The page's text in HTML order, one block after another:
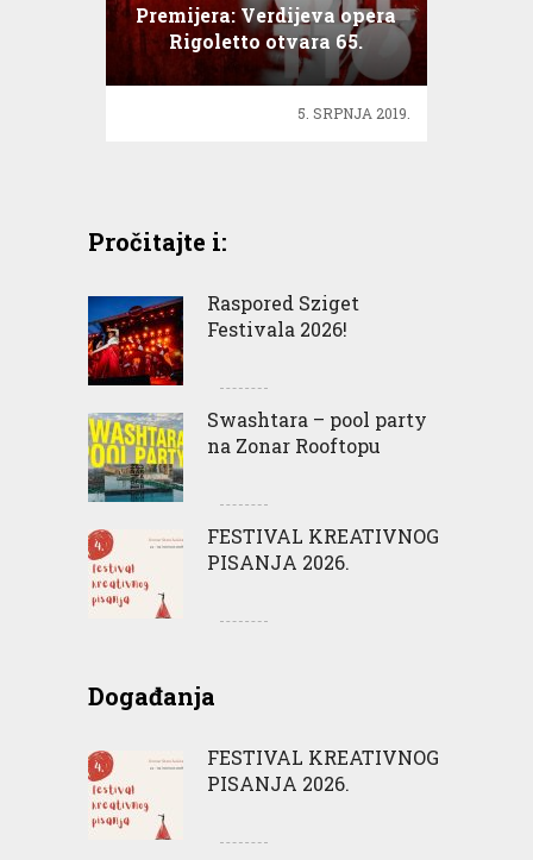
Premijera: Verdijeva opera
Rigoletto otvara 65.
Splitsko ljeto
5. SRPNJA 2019.
Pročitajte i:
Raspored Sziget
Festivala 2026!
Swashtara – pool party
na Zonar Rooftopu
FESTIVAL KREATIVNOG
PISANJA 2026.
Događanja
FESTIVAL KREATIVNOG
PISANJA 2026.